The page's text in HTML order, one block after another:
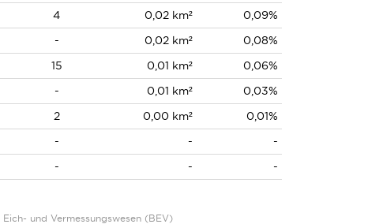
4 0,02 km²
0,09%
- 0,02 km²
0,08%
15 0,01 km²
0,06%
- 0,01 km²
0,03%
2 0,00 km²
0,01%
- -
-
- - -
und Vermessungswesen (BEV)